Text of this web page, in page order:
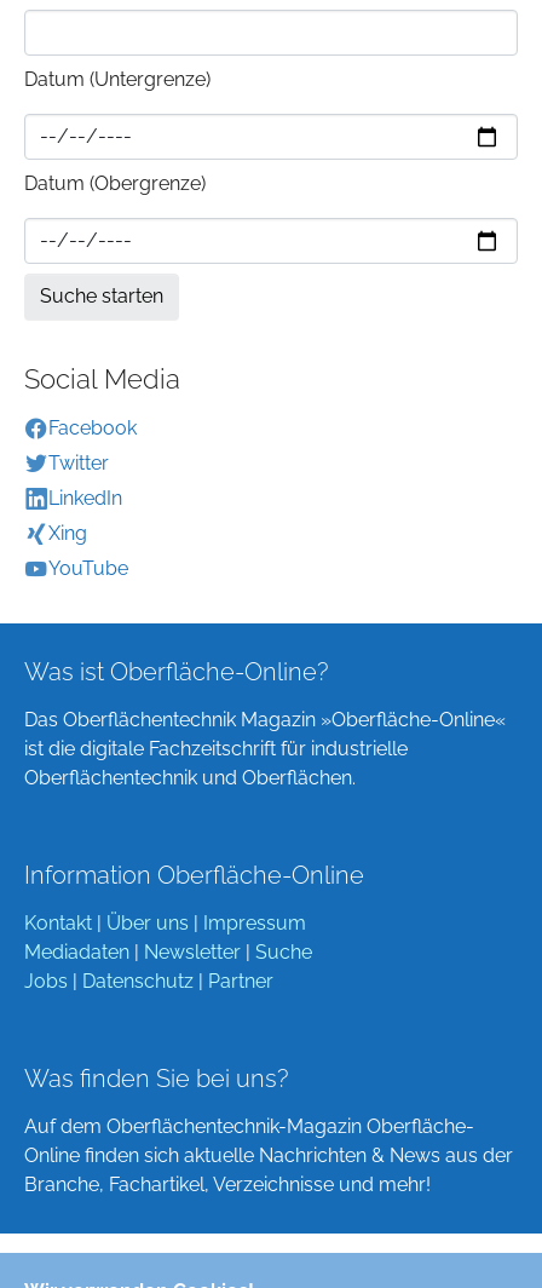
Datum (Untergrenze)
Datum (Obergrenze)
Social Media
Facebook
Twitter
LinkedIn
Xing
YouTube
Was ist Oberfläche-Online?
Das Oberflächentechnik Magazin »Oberfläche-Online«
ist die digitale Fachzeitschrift für industrielle
Oberflächentechnik und Oberflächen.
Information Oberfläche-Online
Kontakt Über uns
Impressum
Mediadaten
Newsletter
Suche
Jobs
Datenschutz Partner
Was finden Sie bei uns?
Auf dem Oberflächentechnik-Magazin Oberfläche-
Online finden sich aktuelle Nachrichten & News aus der
Branche, Fachartikel, Verzeichnisse und mehr!